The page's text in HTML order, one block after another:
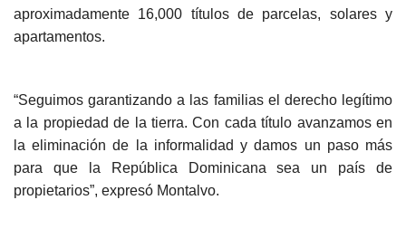
aproximadamente 16,000 títulos de parcelas, solares y
apartamentos.
“Seguimos garantizando a las familias el derecho legítimo
a la propiedad de la tierra. Con cada título avanzamos en
la eliminación de la informalidad y damos un paso más
para que la República Dominicana sea un país de
propietarios”, expresó Montalvo.